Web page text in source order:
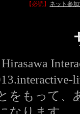
【必読】 ネット参
Hirasawa
をもって、